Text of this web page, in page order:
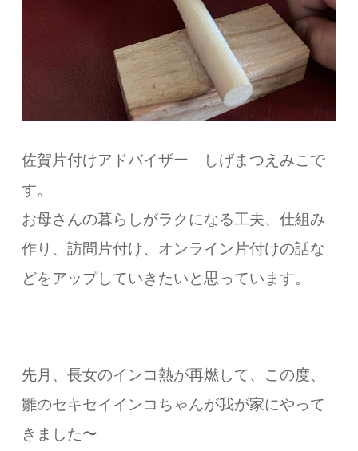
佐賀片付けアドバイザー しげまつえみこで
す。
お母さんの暮らしがラクになる工夫、仕組み
作り、訪問片付け、オンライン片付けの話な
どをアップしていきたいと思っています。
先月、長女のインコ熱が再燃して、この度、
雛のセキセイインコちゃんが我が家にやって
きました〜